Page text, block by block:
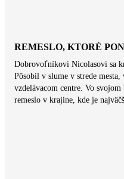
REMESLO, KTORÉ
Dobrovoľníkovi Nicolasovi sa
Pôsobil v slume v strede mesta,
vzdelávacom centre. Vo
remeslo v krajine, kde je